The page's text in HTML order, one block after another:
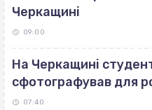
Черкащині
09:00
На Черкащині
сфотографував для
07:40